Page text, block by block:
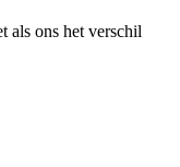
als ons het verschil